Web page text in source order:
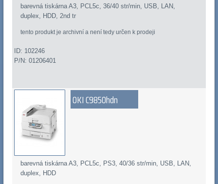
barevná tiskárna A3, PCL5c, 36/40 str/min, USB, LAN,
duplex, HDD, 2nd tr
tento produkt je archivní a není tedy určen k prodeji
ID: 102246
P/N: 01206401
OKI C9850hdn
barevná tiskárna A3, PCL5c, PS3, 40/36 str/min, USB, LAN,
duplex, HDD